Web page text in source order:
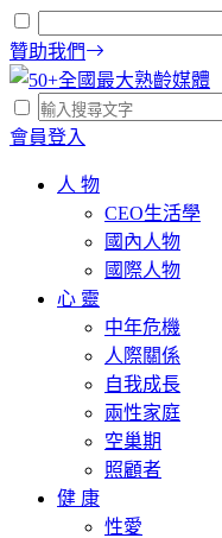
贊助我們
會員登入
人 物
CEO生活學
國內人物
國際人物
心 靈
中年危機
人際關係
自我成長
兩性家庭
空巢期
照顧者
健 康
性愛